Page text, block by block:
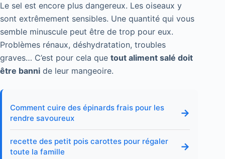
Le sel est encore plus dangereux. Les oiseaux y
sont extrêmement sensibles. Une quantité qui vous
semble minuscule peut être de trop pour eux.
Problèmes rénaux, déshydratation, troubles
graves… C’est pour cela que tout aliment salé doit
être banni de leur mangeoire.
Comment cuire des épinards frais pour les
rendre savoureux
→
recette des petit pois carottes pour régaler
toute la famille
→